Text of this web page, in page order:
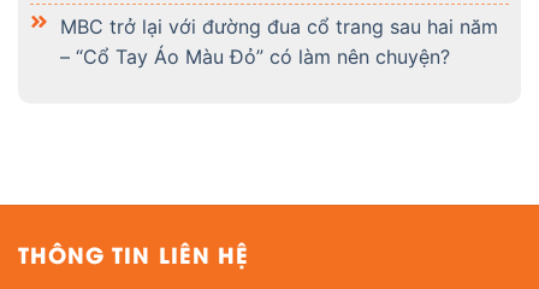
MBC trở lại với đường đua cổ trang sau hai năm
– “Cổ Tay Áo Màu Đỏ” có làm nên chuyện?
THÔNG TIN LIÊN HỆ